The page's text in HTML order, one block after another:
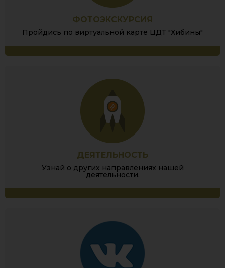
ФОТОЭКСКУРСИЯ
Пройдись по виртуальной карте ЦДТ "Хибины"
ДЕЯТЕЛЬНОСТЬ
Узнай о других направлениях нашей
деятельности.